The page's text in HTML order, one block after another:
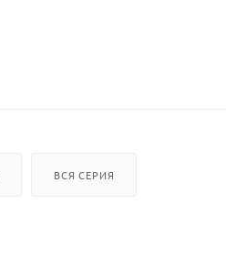
ВСЯ СЕРИЯ